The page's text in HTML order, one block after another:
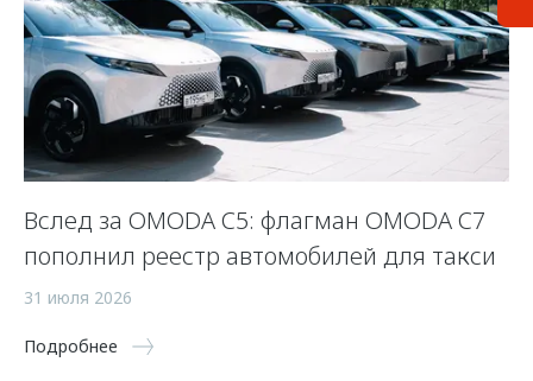
Вслед за OMODA C5: флагман OMODA C7
пополнил реестр автомобилей для такси
31 июля 2026
Подробнее